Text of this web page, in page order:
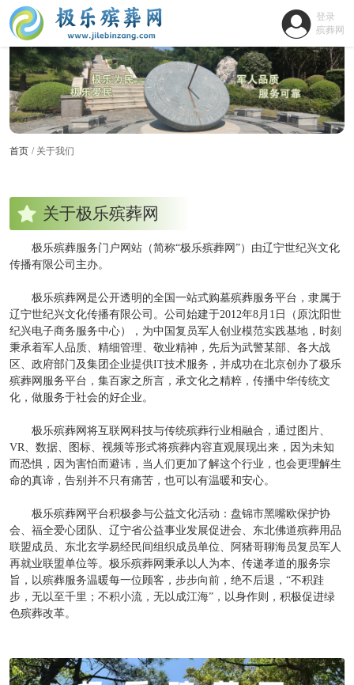
登录
殡葬网
首页 关于我们
关于极乐殡葬网
极乐殡葬服务门户网站（简称“极乐殡葬网”）由辽宁世纪兴文化
传播有限公司主办。
极乐殡葬网是公开透明的全国一站式购墓殡葬服务平台，隶属于
辽宁世纪兴文化传播有限公司。公司始建于2012年8月1日（原沈阳世
纪兴电子商务服务中心），为中国复员军人创业模范实践基地，时刻
秉承着军人品质、精细管理、敬业精神，先后为武警某部、各大战
区、政府部门及集团企业提供IT技术服务，并成功在北京创办了极乐
殡葬网服务平台，集百家之所言，承文化之精粹，传播中华传统文
化，做服务于社会的好企业。
极乐殡葬网将互联网科技与传统殡葬行业相融合，通过图片、
VR、数据、图标、视频等形式将殡葬内容直观展现出来，因为未知
而恐惧，因为害怕而避讳，当人们更加了解这个行业，也会更理解生
命的真谛，告别并不只有痛苦，也可以有温暖和安心。
极乐殡葬网平台积极参与公益文化活动：盘锦市黑嘴欧保护协
会、福全爱心团队、辽宁省公益事业发展促进会、东北佛道殡葬用品
联盟成员、东北玄学易经民间组织成员单位、阿猪哥聊海员复员军人
再就业联盟单位等。极乐殡葬网秉承以人为本、传递孝道的服务宗
旨，以殡葬服务温暖每一位顾客，步步向前，绝不后退，“不积跬
步，无以至千里；不积小流，无以成江海”，以身作则，积极促进绿
色殡葬改革。